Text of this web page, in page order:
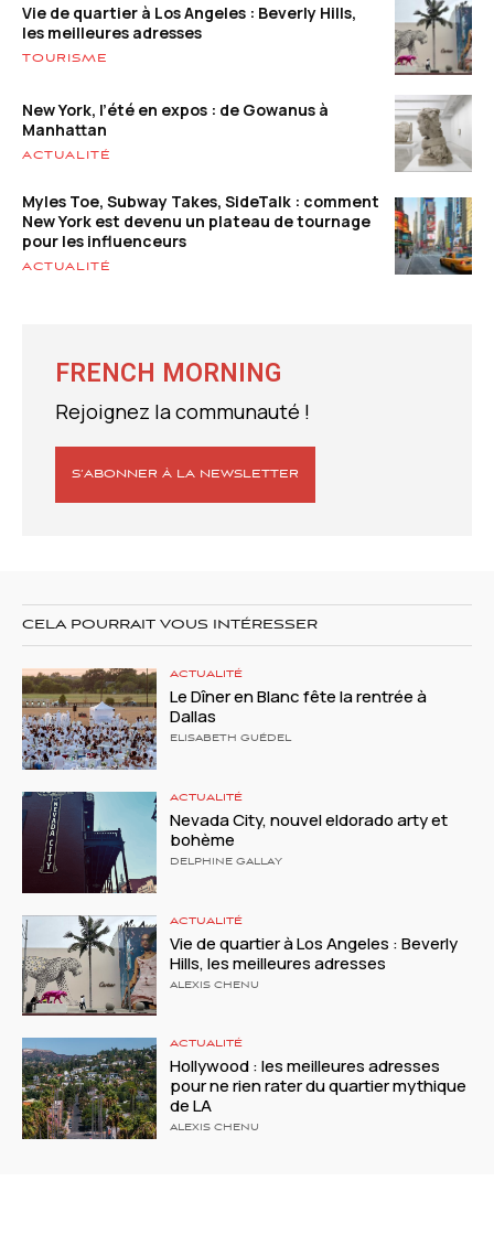
Vie de quartier à Los Angeles : Beverly Hills,
les meilleures adresses
TOURISME
New York, l’été en expos : de Gowanus à
Manhattan
ACTUALITÉ
Myles Toe, Subway Takes, SideTalk : comment
New York est devenu un plateau de tournage
pour les influenceurs
ACTUALITÉ
FRENCH MORNING
Rejoignez la communauté !
S’ABONNER À LA NEWSLETTER
CELA POURRAIT VOUS INTÉRESSER
ACTUALITÉ
Le Dîner en Blanc fête la rentrée à
Dallas
ELISABETH GUÉDEL
ACTUALITÉ
Nevada City, nouvel eldorado arty et
bohème
DELPHINE GALLAY
ACTUALITÉ
Vie de quartier à Los Angeles : Beverly
Hills, les meilleures adresses
ALEXIS CHENU
ACTUALITÉ
Hollywood : les meilleures adresses
pour ne rien rater du quartier mythique
de LA
ALEXIS CHENU